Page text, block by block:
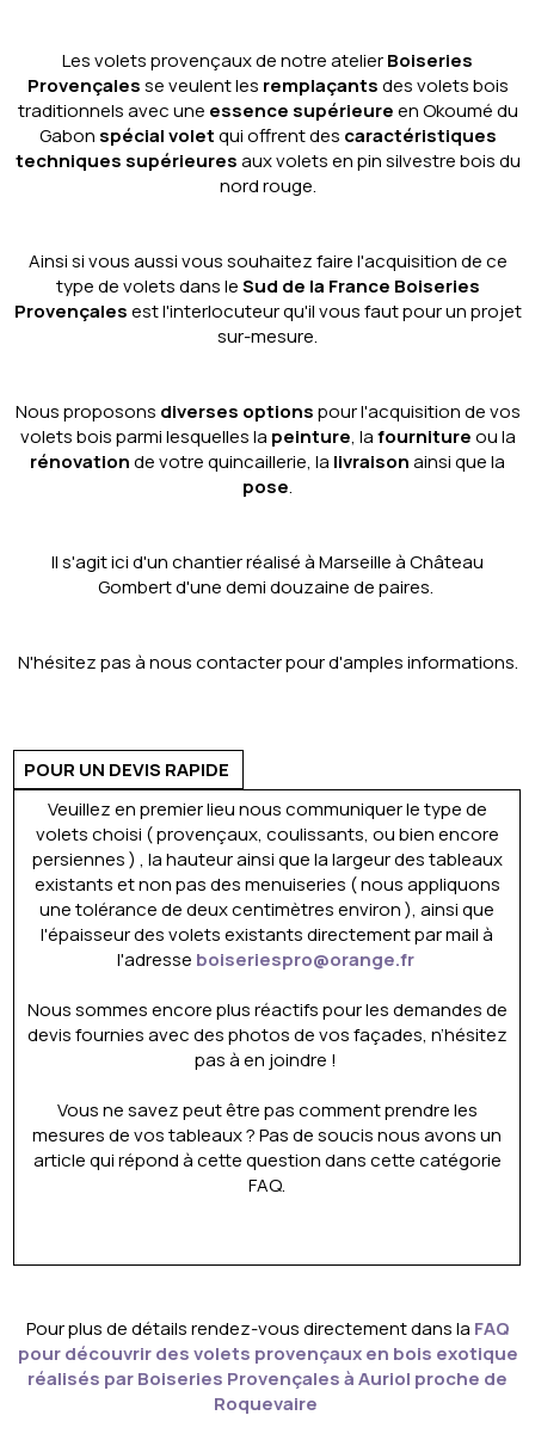
Les volets provençaux de notre atelierBoiseries
Provençalesse veulent les remplaçantsdes volets bois
traditionnels avec une essence supérieureen Okoumé du
Gabon spécial voletqui offrent des caractéristiques
techniques supérieuresaux volets en pin silvestre bois du
nord rouge.
Ainsi si vous aussi vous souhaitez faire l'acquisition de ce
type de volets dans leSud de la France Boiseries
Provençalesest l'interlocuteur qu'il vous faut pour un projet
sur-mesure.
Nous proposons diverses optionspour l'acquisition de vos
volets bois parmi lesquelles la peinture, lafournitureou la
rénovationde votre quincaillerie, la livraisonainsi que la
pose.
Il s'agit ici d'un chantier réalisé à Marseille à Château
Gombert d'une demi douzaine de paires.
N'hésitez pas à nous contacter pour d'amples informations.
POUR UN DEVIS RAPIDE
Veuillez en premier lieu nous communiquer le type de
volets choisi ( provençaux, coulissants, ou bien encore
persiennes ) , la hauteur ainsi que la largeur des tableaux
existants et non pas des menuiseries ( nous appliquons
une tolérance de deux centimètres environ ), ainsi que
l'épaisseur des volets existants directement par mail à
l'adresse boiseriespro@orange.fr
Nous sommes encore plus réactifs pour les demandes de
devis fournies avec des photos de vos façades, n’hésitez
pas à en joindre !
Vous ne savez peut être pas comment prendre les
mesures de vos tableaux ? Pas de soucis nous avons un
article qui répond à cette question dans cette catégorie
FAQ.
Pour plus de détails rendez-vous directement dans la FAQ
pour découvrir des volets provençaux en bois exotique
réalisés par Boiseries Provençales à Auriol proche de
Roquevaire